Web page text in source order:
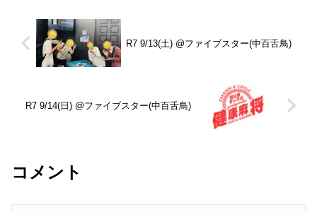
R7 9/13(土) @ファイブスター(中百舌鳥)
R7 9/14(日) @ファイブスター(中百舌鳥)
コメント